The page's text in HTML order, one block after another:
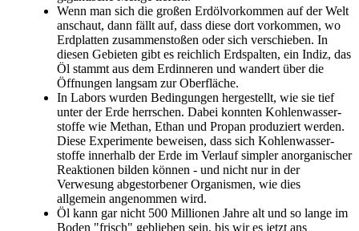
Wenn man sich die großen Erdölvorkommen auf der Welt
anschaut, dann fällt auf, dass diese dort vorkommen, wo
Erdplatten zusammen­stoßen oder sich verschieben. In
diesen Gebieten gibt es reichlich Erdspalten, ein Indiz, das
Öl stammt aus dem Erdinneren und wandert über die
Öffnungen langsam zur Oberfläche.
In Labors wurden Bedingungen hergestellt, wie sie tief
unter der Erde herrschen. Dabei konnten Kohlen­wasser­
stoffe wie Methan, Ethan und Propan produziert werden.
Diese Experimente beweisen, dass sich Kohlen­wasser­
stoffe innerhalb der Erde im Verlauf simpler anorganischer
Reaktionen bilden können - und nicht nur in der
Verwesung abgestorbener Organismen, wie dies
allgemein angenommen wird.
Öl kann gar nicht 500 Millionen Jahre alt und so lange im
Boden "frisch" geblieben sein, bis wir es jetzt ans